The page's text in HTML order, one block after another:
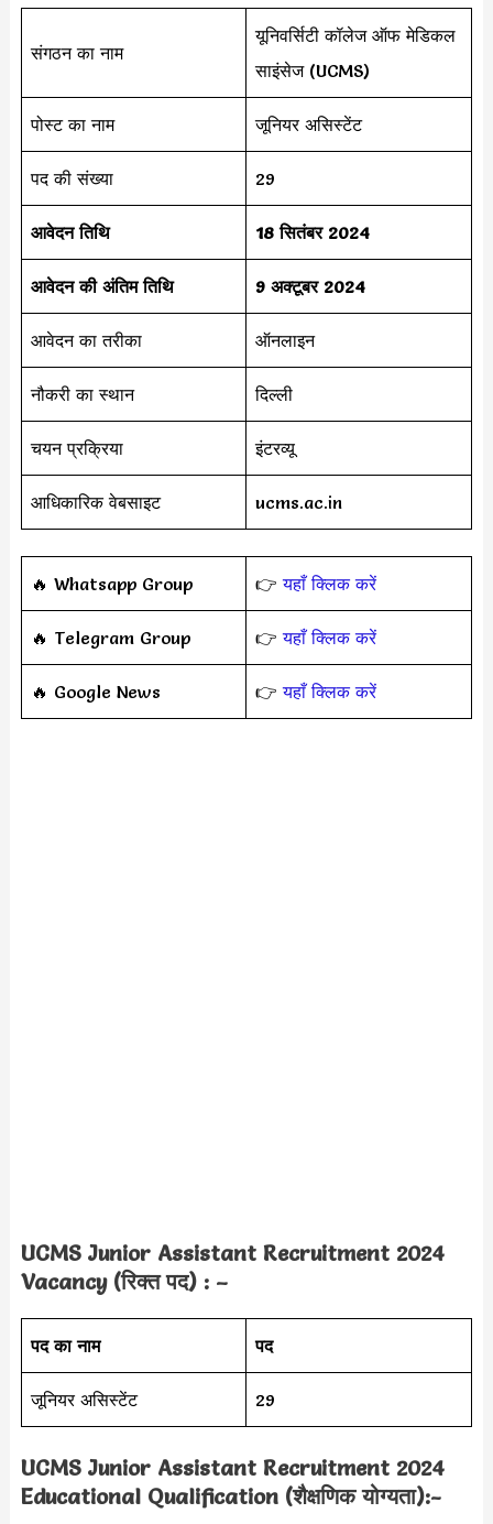
संगठन का नाम
यूनिवर्सिटी कॉलेज ऑफ मेडिकल
साइंसेज (UCMS)
पोस्ट का नाम जूनियर असिस्टेंट
पद की संख्या 29
आवेदन तिथि 18 सितंबर 2024
आवेदन की अंतिम तिथि 9 अक्टूबर 2024
आवेदन का तरीका ऑनलाइन
नौकरी का स्थान दिल्ली
चयन प्रक्रिया ​इंटरव्यू
आधिकारिक वेबसाइट ucms.ac.in
‎️‍🔥 Whatsapp Group 👉यहाँ क्लिक करें
‎️‍🔥 Telegram Group 👉यहाँ क्लिक करें
️‍🔥 Google News 👉 यहाँ क्लिक करें
UCMS Junior Assistant Recruitment 2024
Vacancy (रिक्त पद) : –
पद का नाम पद
जूनियर असिस्टेंट 29
UCMS Junior Assistant Recruitment 2024
Educational Qualification (शैक्षणिक योग्यता):-